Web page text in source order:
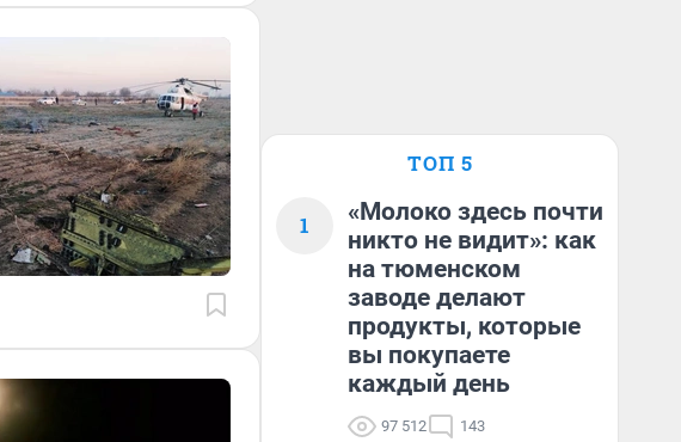
ТОП 5
1
«Молоко здесь почти
никто не видит»: как
на тюменском
заводе делают
продукты, которые
вы покупаете
каждый день
97 512 143